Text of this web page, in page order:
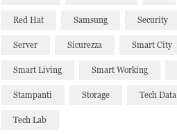
Red Hat Samsung Security
Server Sicurezza Smart City
Smart Living Smart Working
Stampanti Storage Tech Data
Tech Lab